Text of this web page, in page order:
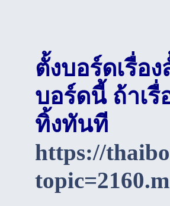
ตั้งบอร์ดเรื่อ
บอร์ดนี้ ถ้าเ
ทิ้งทันที
https://